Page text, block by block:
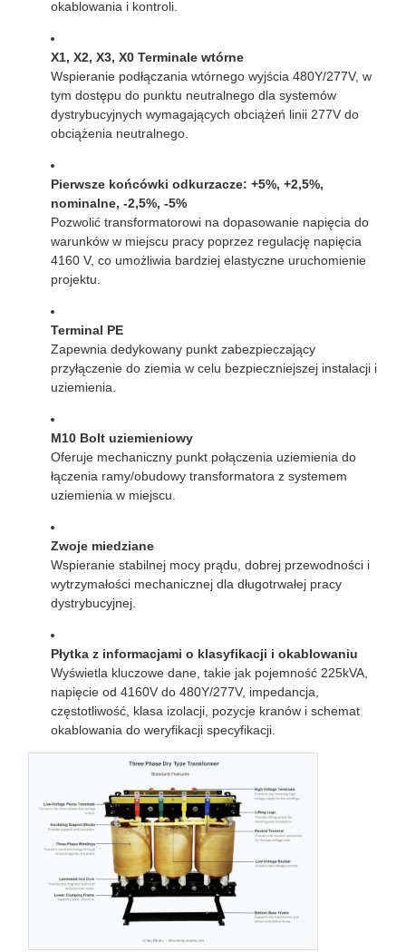
okablowania i kontroli.
X1, X2, X3, X0 Terminale wtórne
Wspieranie podłączania wtórnego wyjścia 480Y/277V, w
tym dostępu do punktu neutralnego dla systemów
dystrybucyjnych wymagających obciążeń linii 277V do
obciążenia neutralnego.
Pierwsze końcówki odkurzacze: +5%, +2,5%,
nominalne, -2,5%, -5%
Pozwolić transformatorowi na dopasowanie napięcia do
warunków w miejscu pracy poprzez regulację napięcia
4160 V, co umożliwia bardziej elastyczne uruchomienie
projektu.
Terminal PE
Zapewnia dedykowany punkt zabezpieczający
przyłączenie do ziemia w celu bezpieczniejszej instalacji i
uziemienia.
M10 Bolt uziemieniowy
Oferuje mechaniczny punkt połączenia uziemienia do
łączenia ramy/obudowy transformatora z systemem
uziemienia w miejscu.
Zwoje miedziane
Wspieranie stabilnej mocy prądu, dobrej przewodności i
wytrzymałości mechanicznej dla długotrwałej pracy
dystrybucyjnej.
Płytka z informacjami o klasyfikacji i okablowaniu
Wyświetla kluczowe dane, takie jak pojemność 225kVA,
napięcie od 4160V do 480Y/277V, impedancja,
częstotliwość, klasa izolacji, pozycje kranów i schemat
okablowania do weryfikacji specyfikacji.